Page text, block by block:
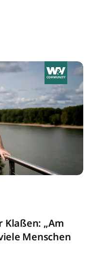
„Am
Menschen